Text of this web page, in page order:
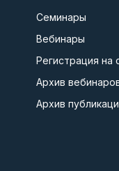
Семинары
Вебинары
Регистрация на
Архив
Архив